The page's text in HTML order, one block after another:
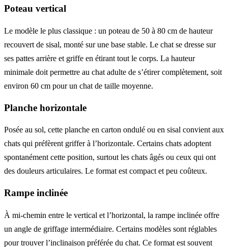
Poteau vertical
Le modèle le plus classique : un poteau de 50 à 80 cm de hauteur
recouvert de sisal, monté sur une base stable. Le chat se dresse sur
ses pattes arrière et griffe en étirant tout le corps. La hauteur
minimale doit permettre au chat adulte de s’étirer complètement, soit
environ 60 cm pour un chat de taille moyenne.
Planche horizontale
Posée au sol, cette planche en carton ondulé ou en sisal convient aux
chats qui préfèrent griffer à l’horizontale. Certains chats adoptent
spontanément cette position, surtout les chats âgés ou ceux qui ont
des douleurs articulaires. Le format est compact et peu coûteux.
Rampe inclinée
À mi-chemin entre le vertical et l’horizontal, la rampe inclinée offre
un angle de griffage intermédiaire. Certains modèles sont réglables
pour trouver l’inclinaison préférée du chat. Ce format est souvent